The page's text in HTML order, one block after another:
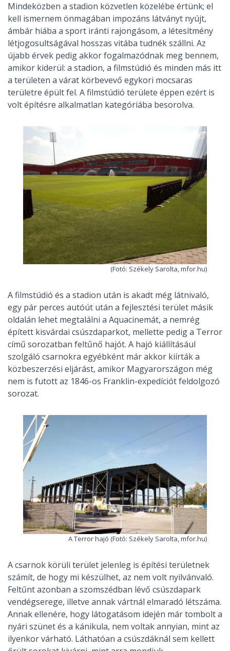
Mindeközben a stadion közvetlen közelébe értünk; el
kell ismernem önmagában impozáns látványt nyújt,
ámbár hiába a sport iránti rajongásom, a létesítmény
létjogosultságával hosszas vitába tudnék szállni. Az
újabb érvek pedig akkor fogalmazódnak meg bennem,
amikor kiderül: a stadion, a filmstúdió és minden más itt
a területen a várat körbevevő egykori mocsaras
területre épült fel. A filmstúdió területe éppen ezért is
volt építésre alkalmatlan kategóriába besorolva.
(Fotó: Székely Sarolta, mfor.hu)
A filmstúdió és a stadion után is akadt még látnivaló,
egy pár perces autóút után a fejlesztési terület másik
oldalán lehet megtalálni a Aquacinemát, a nemrég
épített kisvárdai csúszdaparkot, mellette pedig a Terror
című sorozatban feltűnő hajót. A hajó kiállításául
szolgáló csarnokra egyébként már akkor kiírták a
közbeszerzési eljárást, amikor Magyarországon még
nem is futott az 1846-os Franklin-expedíciót feldolgozó
sorozat.
A Terror hajó (Fotó: Székely Sarolta, mfor.hu)
A csarnok körüli terület jelenleg is építési területnek
számít, de hogy mi készülhet, az nem volt nyilvánvaló.
Feltűnt azonban a szomszédban lévő csúszdapark
vendégserege, illetve annak vártnál elmaradó létszáma.
Annak ellenére, hogy látogatásom idején már tombolt a
nyári szünet és a kánikula, nem voltak annyian, mint az
ilyenkor várható. Láthatóan a csúszdáknál sem kellett